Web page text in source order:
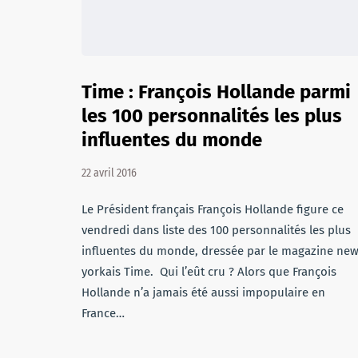
Time : François Hollande parmi
les 100 personnalités les plus
influentes du monde
22 avril 2016
Le Président français François Hollande figure ce
vendredi dans liste des 100 personnalités les plus
influentes du monde, dressée par le magazine
yorkais Time. Qui l’eût cru ? Alors que François
Hollande n’a jamais été aussi impopulaire en
France…